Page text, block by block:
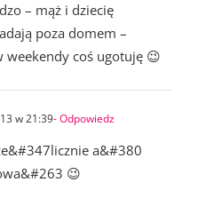
– mąż i dziecię
poza domem –
weekendy coś ugotuję 😉
w 21:39- Odpowiedz
a&#380
😉